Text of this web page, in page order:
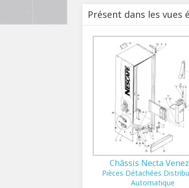
Présent dans les vues
Châssis Necta
Pièces Détachées
Automatique